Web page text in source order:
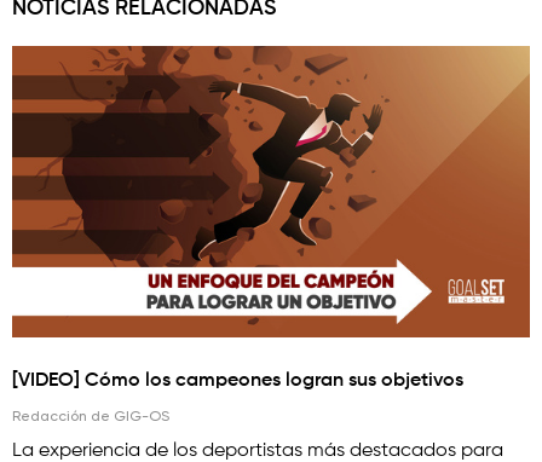
NOTICIAS RELACIONADAS
[VIDEO] Cómo los campeones logran sus objetivos
Redacción de GIG-OS
La experiencia de los deportistas más destacados para